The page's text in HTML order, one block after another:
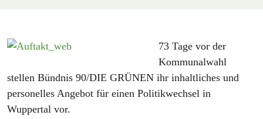
73 Tage vor der
Kommunalwahl
stellen Bündnis 90/DIE GRÜNEN ihr inhaltliches und
personelles Angebot für einen Politikwechsel in
Wuppertal vor.